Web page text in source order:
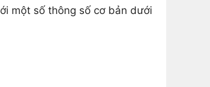
một số thông số cơ bản dưới